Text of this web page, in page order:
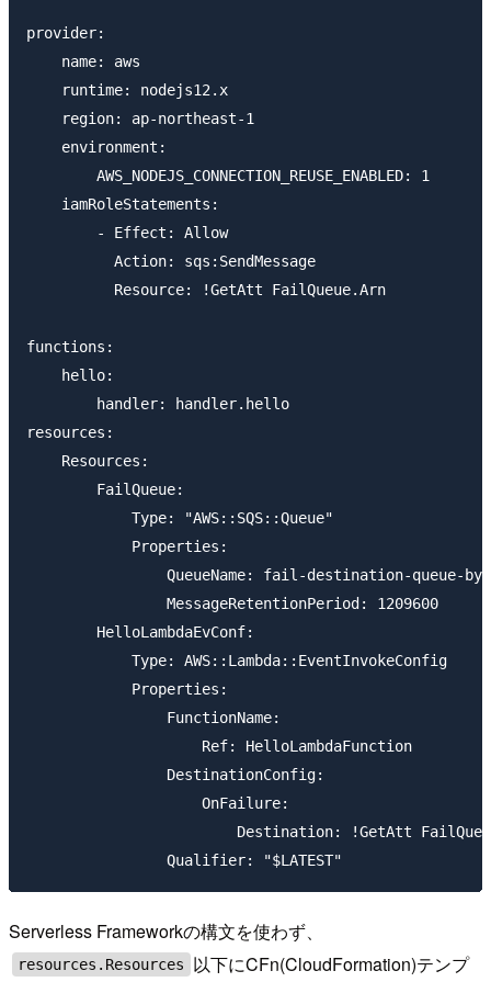
provider:
    name: aws
    runtime: nodejs12.x
    region: ap-northeast-1
    environment:
        AWS_NODEJS_CONNECTION_REUSE_ENABLED: 1
    iamRoleStatements:
        - Effect: Allow
          Action: sqs:SendMessage
          Resource: !GetAtt FailQueue.Arn
functions:
    hello:
        handler: handler.hello
resources:
    Resources:
        FailQueue:
            Type: "AWS::SQS::Queue"
            Properties:
QueueName: fail-destination-queue-
                MessageRetentionPeriod: 1209600
        HelloLambdaEvConf:
            Type: AWS::Lambda::EventInvokeConfig
            Properties:
                FunctionName:
                    Ref: HelloLambdaFunction
                DestinationConfig:
                    OnFailure:
Destination: !GetAtt
Serverless Frameworkの構文を使わず、
resources.Resources
以下にCFn(CloudFormation)テンプ